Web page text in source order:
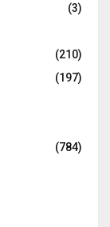
(3)
(210)
(197)
(784)